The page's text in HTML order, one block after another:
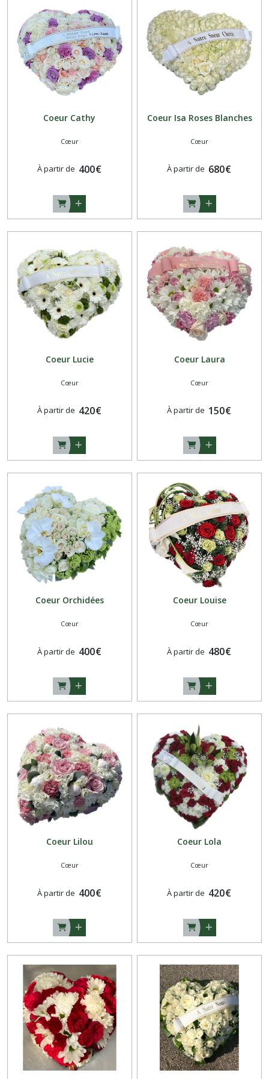
Coeur Cathy
Cœur
À partir de 400€
Coeur Isa Roses Blanches
Cœur
À partir de 680€
Coeur Lucie
Cœur
À partir de 420€
Coeur Laura
Cœur
À partir de 150€
Coeur Orchidées
Cœur
À partir de 400€
Coeur Louise
Cœur
À partir de 480€
Coeur Lilou
Cœur
À partir de 400€
Coeur Lola
Cœur
À partir de 420€
(25)
Gerbe
à
main
Couronne
Croix
Composition
Devant
de
Cercueil
(21)
Pyramide
Carte
(1)
Bouquet
de
fleurs
pour
funérailles